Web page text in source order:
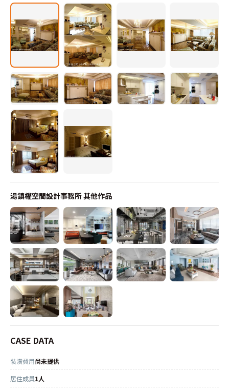
湯鎮權空間設計事務所其他作品
CASE DATA
裝潢費用尚未提供
居住成員1人